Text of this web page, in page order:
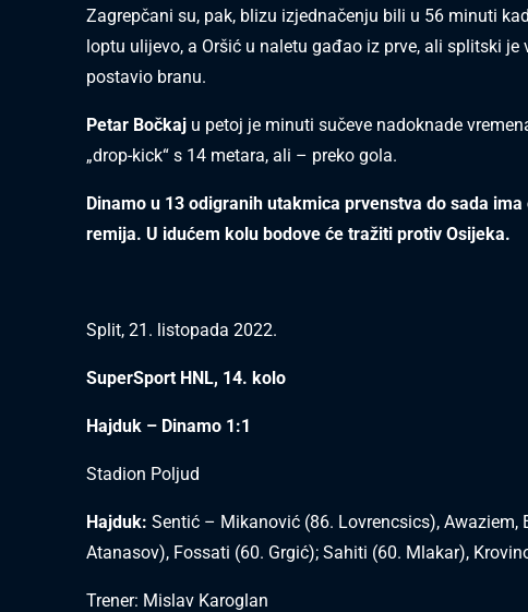
Zagrepčani su, pak, blizu izjednačenju bili u 56 minuti
loptu ulijevo, a Oršić u naletu gađao iz prve, ali splitski je
postavio branu.
Petar Bočkaj u petoj je minuti sučeve nadoknade
„drop-kick“ s 14 metara, ali – preko gola.
Dinamo u 13 odigranih utakmica prvenstva do sada
remija. U idućem kolu bodove će tražiti protiv Osijeka.
Split, 21. listopada 2022.
SuperSport HNL, 14. kolo
Hajduk – Dinamo 1:1
Stadion Poljud
Hajduk: Sentić – Mikanović (86. Lovrencsics), Awaziem,
Atanasov), Fossati (60. Grgić); Sahiti (60. Mlakar),
Trener: Mislav Karoglan